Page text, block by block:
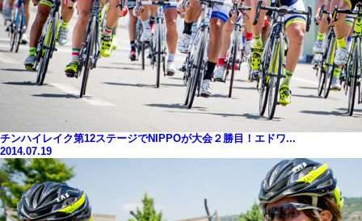
チンハイレイク第12ステージでNIPPOが大会２勝目！エドワ...
2014.07.19